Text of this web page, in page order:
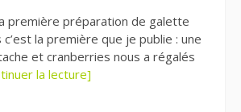
première préparation de galette
c’est la première que je publie : une
et cranberries nous a régalés
la lecture]